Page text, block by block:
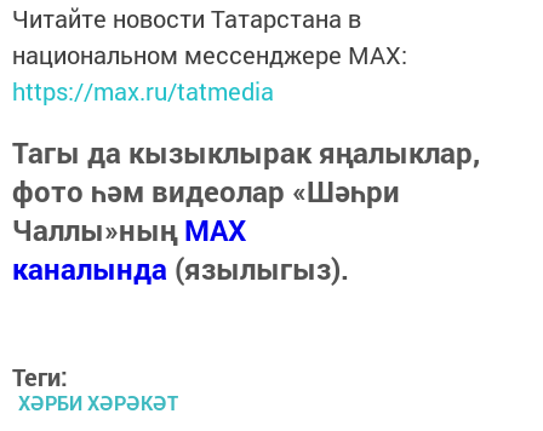
Читайте новости Татарстана в
национальном мессенджере MАХ:
https://max.ru/tatmedia
Тагы да кызыклырак яңалыклар,
фото һәм видеолар «Шәһри
Чаллы»ныңMAX
каналында (язылыгыз).
Теги:
ХӘРБИ ХӘРӘКӘТ